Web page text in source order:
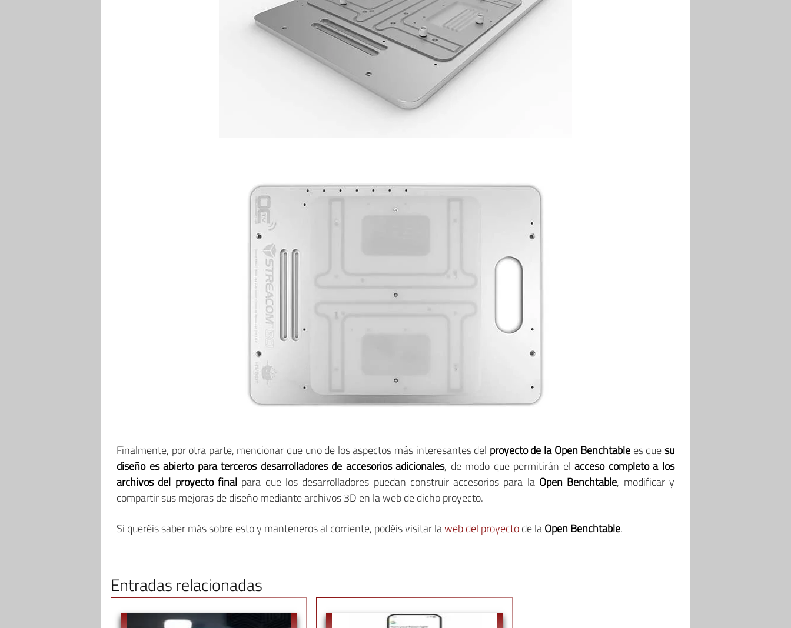
Finalmente, por otra parte, mencionar que uno de los aspectos más interesantes del proyecto de la Open Benchtable es quesu
diseño es abierto para terceros desarrolladores de accesorios adicionales, de modo que permitirán elacceso completo a los
archivos del proyecto finalpara que los desarrolladores puedan construir accesorios para la Open Benchtable, modificar y
compartir sus mejoras de diseño mediante archivos 3D en la web de dicho proyecto.
Si queréis saber más sobre esto y manteneros al corriente, podéis visitar laweb del proyectode laOpen Benchtable.
Entradas relacionadas